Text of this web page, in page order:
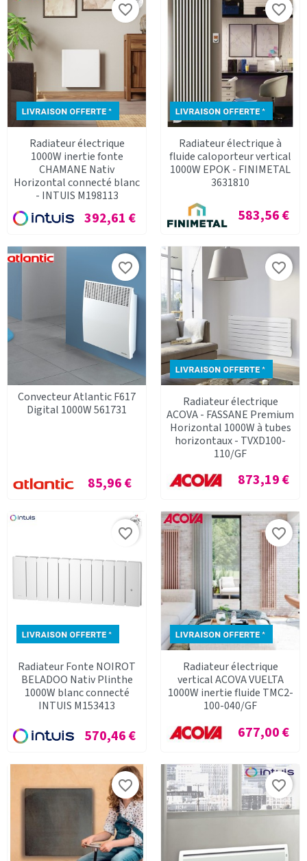
Radiateur électrique
1000W inertie fonte
CHAMANE Nativ
Horizontal connecté blanc
- INTUIS M198113
Prix
392,61 €
favorite_border
Radiateur électrique à
fluide caloporteur vertical
1000W EPOK - FINIMETAL
3631810
Prix
583,56 €
favorite_border
Convecteur Atlantic F617
Digital 1000W 561731
Prix
85,96 €
favorite_border
Radiateur électrique
ACOVA - FASSANE Premium
Horizontal 1000W à tubes
horizontaux - TVXD100-
110/GF
Prix
873,19 €
favorite_border
Radiateur Fonte NOIROT
BELADOO Nativ Plinthe
1000W blanc connecté
INTUIS M153413
Prix
570,46 €
favorite_border
Radiateur électrique
vertical ACOVA VUELTA
1000W inertie fluide TMC2-
100-040/GF
Prix
677,00 €
favorite_border
favorite_border favorite_border